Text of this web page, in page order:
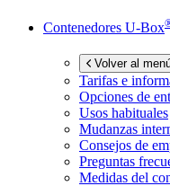
Contenedores U-Box
Volver al
Tarifas e
Opciones de
Usos habituales
Mudanzas
Consejos de
Preguntas
Medidas del